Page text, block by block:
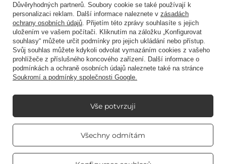
Blog
+48512350052 shop@candleworld.eu
Candle World,Tarnowska 23/2,61-323Poznań
Copyright © Candle World 2016-2026 Všechna práva vyhrazena
Důvěryhodných partnerů. Soubory cookie se také používají k
personalizaci reklam. Další informace naleznete v zásadách
ochrany osobních údajů. Přijetím této zprávy souhlasíte s jejich
uložením ve vašem počítači. Kliknutím na záložku „Konfigurovat
souhlasy“ můžete určit podmínky pro jejich ukládání nebo přístup.
Svůj souhlas můžete kdykoli odvolat vymazáním cookies z vašeho
prohlížeče z příslušného koncového zařízení. Další informace o
podmínkách a ochraně osobních údajů naleznete také na stránce
Soukromí a podmínky společnosti Google.
Všechny odmítám
Vše potvrzuji